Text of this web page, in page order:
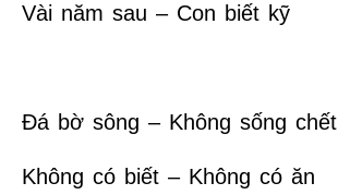
Vài năm sau – Con biết kỹ
Đá bờ sông – Không sống chết
Không có biết – Không có ăn